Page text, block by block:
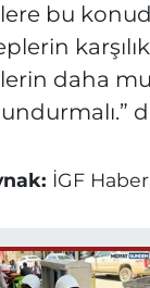
bu
daha
İGF